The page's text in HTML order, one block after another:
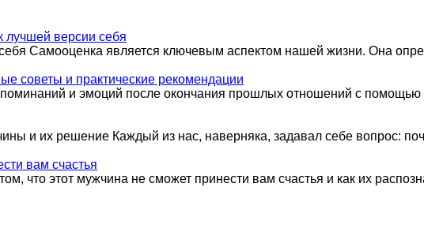
лучшей версии себя
Самооценка является ключевым аспектом нашей жизни. Она
советы и практические рекомендации
и эмоций после окончания прошлых отношений с помощью
и их решение Каждый из нас, наверняка, задавал себе вопрос:
вам счастья
что этот мужчина не сможет принести вам счастья и как их